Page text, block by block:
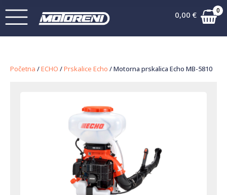
0,00 € 0
Početna /ECHO /Prskalice Echo / Motorna prskalica Echo MB-5810